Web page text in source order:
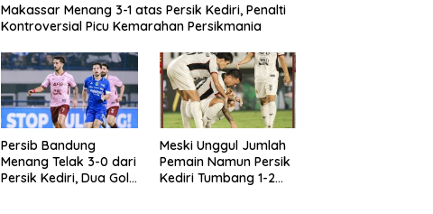
Makassar Menang 3-1 atas Persik Kediri, Penalti
Kontroversial Picu Kemarahan Persikmania
Persib Bandung
Menang Telak 3-0 dari
Persik Kediri, Dua Gol
Meski Unggul Jumlah
Pemain Namun Persik
Kediri Tumbang 1-2